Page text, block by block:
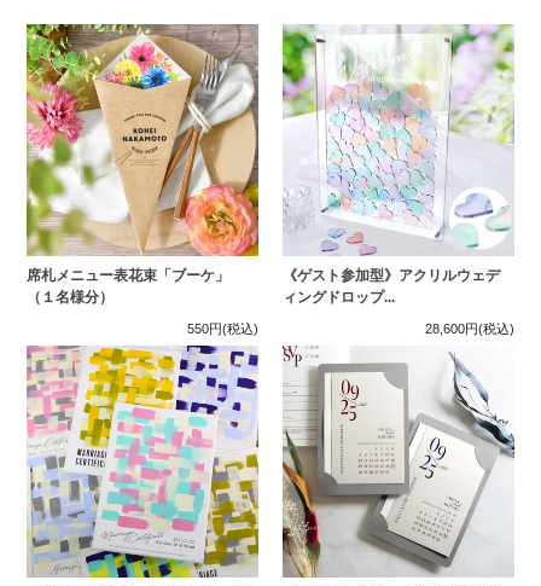
席札メニュー表花束「ブーケ」
（１名様分）
550円(税込)
《ゲスト参加型》アクリルウェデ
ィングドロップ...
28,600円(税込)